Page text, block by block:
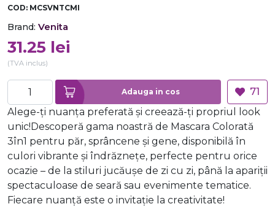
COD: MCSVNTCMI
Brand: Venita
31.25 lei
(TVA inclus)
Adauga in cos
71
Alege-ți nuanța preferată și creează-ți propriul look
unic!Descoperă gama noastră de Mascara Colorată
3în1 pentru păr, sprâncene și gene, disponibilă în
culori vibrante și îndrăznețe, perfecte pentru orice
ocazie – de la stiluri jucăușe de zi cu zi, până la apariții
spectaculoase de seară sau evenimente tematice.
Fiecare nuanță este o invitație la creativitate!